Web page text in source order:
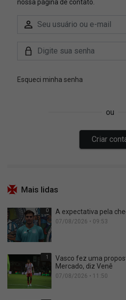
Mais lidas
0 A expectativa pela
07/08/2026 • 09:53
1
Vasco fez uma
Mercado, diz Venê
07/08/2026 • 11:50